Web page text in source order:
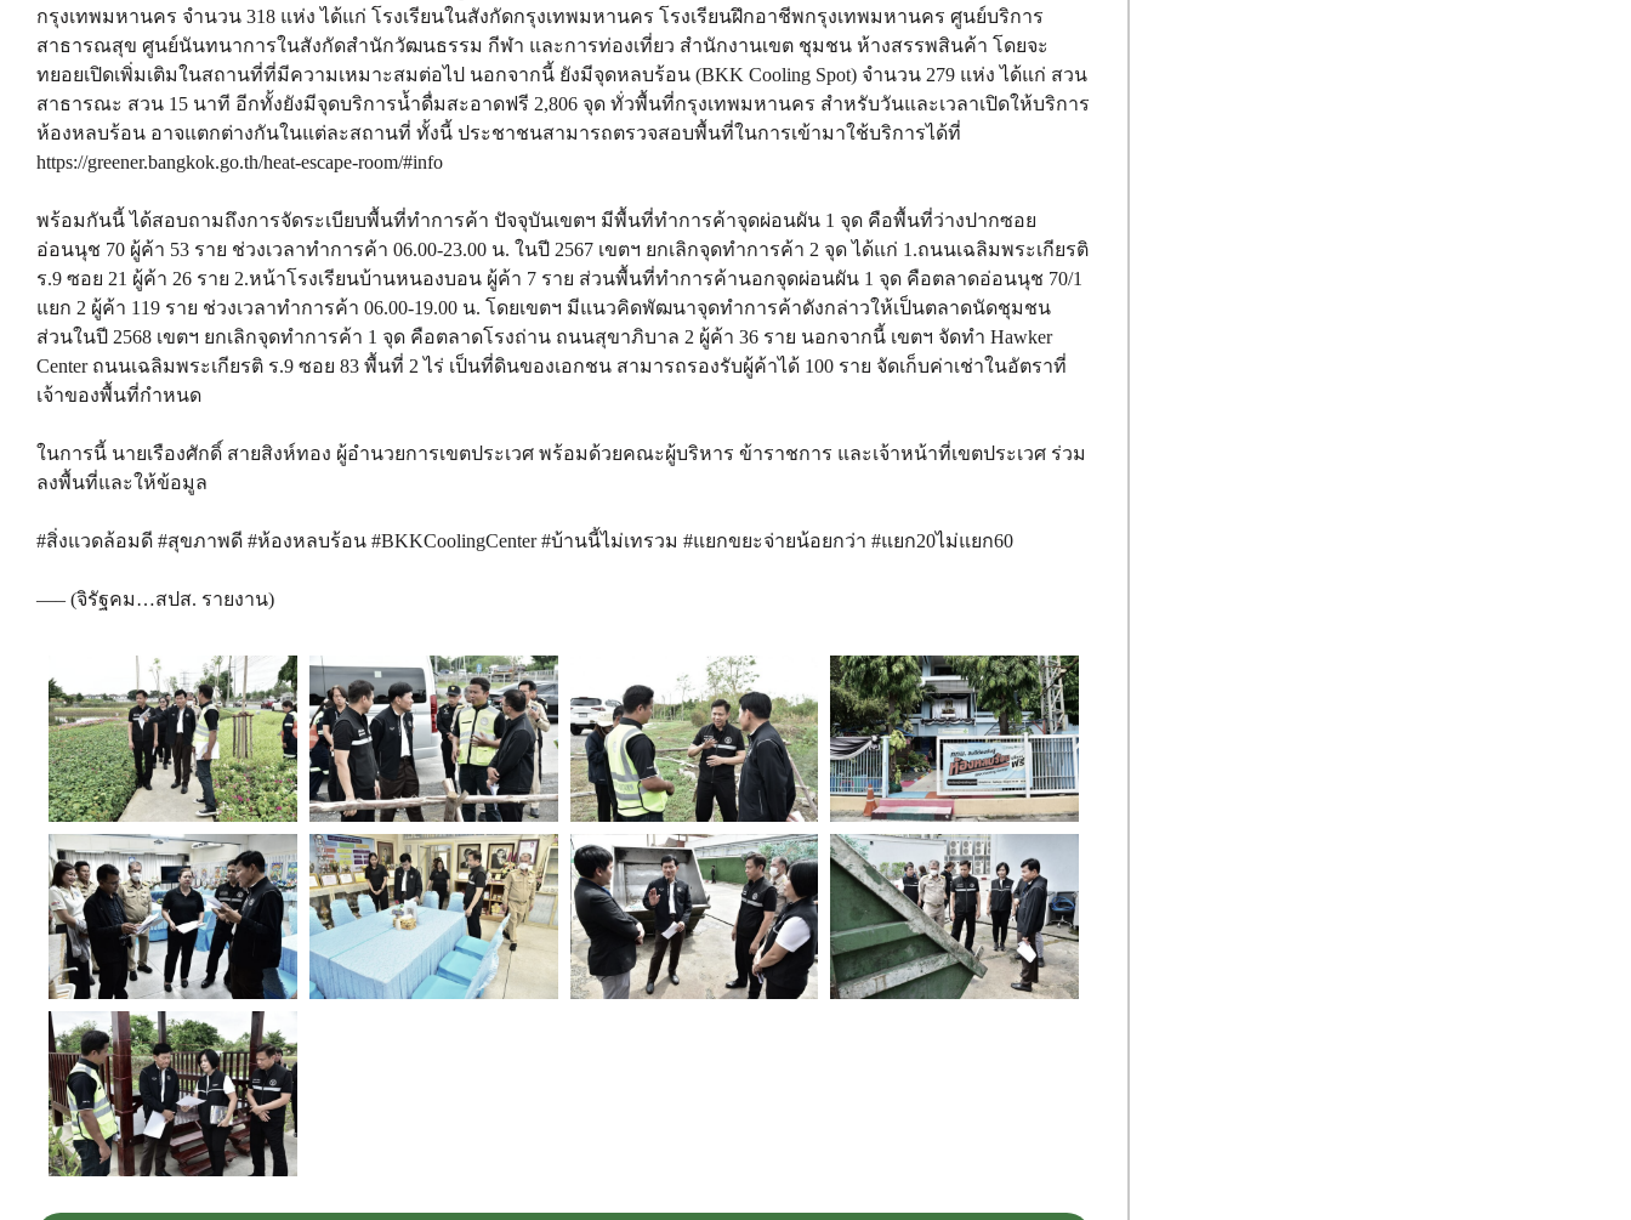
กรุงเทพมหานคร จำนวน 318 แห่ง ได้แก่ โรงเรียนในสังกัดกรุงเทพมหานคร โรงเรียนฝึกอาชีพกรุงเทพมหานคร ศูนย์บริการ
สาธารณสุข ศูนย์นันทนาการในสังกัดสำนักวัฒนธรรม กีฬา และการท่องเที่ยว สำนักงานเขต ชุมชน ห้างสรรพสินค้า โดยจะ
ทยอยเปิดเพิ่มเติมในสถานที่ที่มีความเหมาะสมต่อไป นอกจากนี้ ยังมีจุดหลบร้อน (BKK Cooling Spot) จำนวน 279 แห่ง ได้แก่ สวน
สาธารณะ สวน 15 นาที อีกทั้งยังมีจุดบริการน้ำดื่มสะอาดฟรี 2,806 จุด ทั่วพื้นที่กรุงเทพมหานคร สำหรับวันและเวลาเปิดให้บริการ
ห้องหลบร้อน อาจแตกต่างกันในแต่ละสถานที่ ทั้งนี้ ประชาชนสามารถตรวจสอบพื้นที่ในการเข้ามาใช้บริการได้ที่
https://greener.bangkok.go.th/heat-escape-room/#info
พร้อมกันนี้ ได้สอบถามถึงการจัดระเบียบพื้นที่ทำการค้า ปัจจุบันเขตฯ มีพื้นที่ทำการค้าจุดผ่อนผัน 1 จุด คือพื้นที่ว่างปากซอย
อ่อนนุช 70 ผู้ค้า 53 ราย ช่วงเวลาทำการค้า 06.00-23.00 น. ในปี 2567 เขตฯ ยกเลิกจุดทำการค้า 2 จุด ได้แก่ 1.ถนนเฉลิมพระเกียรติ
ร.9 ซอย 21 ผู้ค้า 26 ราย 2.หน้าโรงเรียนบ้านหนองบอน ผู้ค้า 7 ราย ส่วนพื้นที่ทำการค้านอกจุดผ่อนผัน 1 จุด คือตลาดอ่อนนุช 70/1
แยก 2 ผู้ค้า 119 ราย ช่วงเวลาทำการค้า 06.00-19.00 น. โดยเขตฯ มีแนวคิดพัฒนาจุดทำการค้าดังกล่าวให้เป็นตลาดนัดชุมชน
ส่วนในปี 2568 เขตฯ ยกเลิกจุดทำการค้า 1 จุด คือตลาดโรงถ่าน ถนนสุขาภิบาล 2 ผู้ค้า 36 ราย นอกจากนี้ เขตฯ จัดทำ Hawker
Center ถนนเฉลิมพระเกียรติ ร.9 ซอย 83 พื้นที่ 2 ไร่ เป็นที่ดินของเอกชน สามารถรองรับผู้ค้าได้ 100 ราย จัดเก็บค่าเช่าในอัตราที่
เจ้าของพื้นที่กำหนด
ในการนี้ นายเรืองศักดิ์ สายสิงห์ทอง ผู้อำนวยการเขตประเวศ พร้อมด้วยคณะผู้บริหาร ข้าราชการ และเจ้าหน้าที่เขตประเวศ ร่วม
ลงพื้นที่และให้ข้อมูล
#สิ่งแวดล้อมดี #สุขภาพดี #ห้องหลบร้อน #BKKCoolingCenter #บ้านนี้ไม่เทรวม #แยกขยะจ่ายน้อยกว่า #แยก20ไม่แยก60
—– (จิรัฐคม…สปส. รายงาน)